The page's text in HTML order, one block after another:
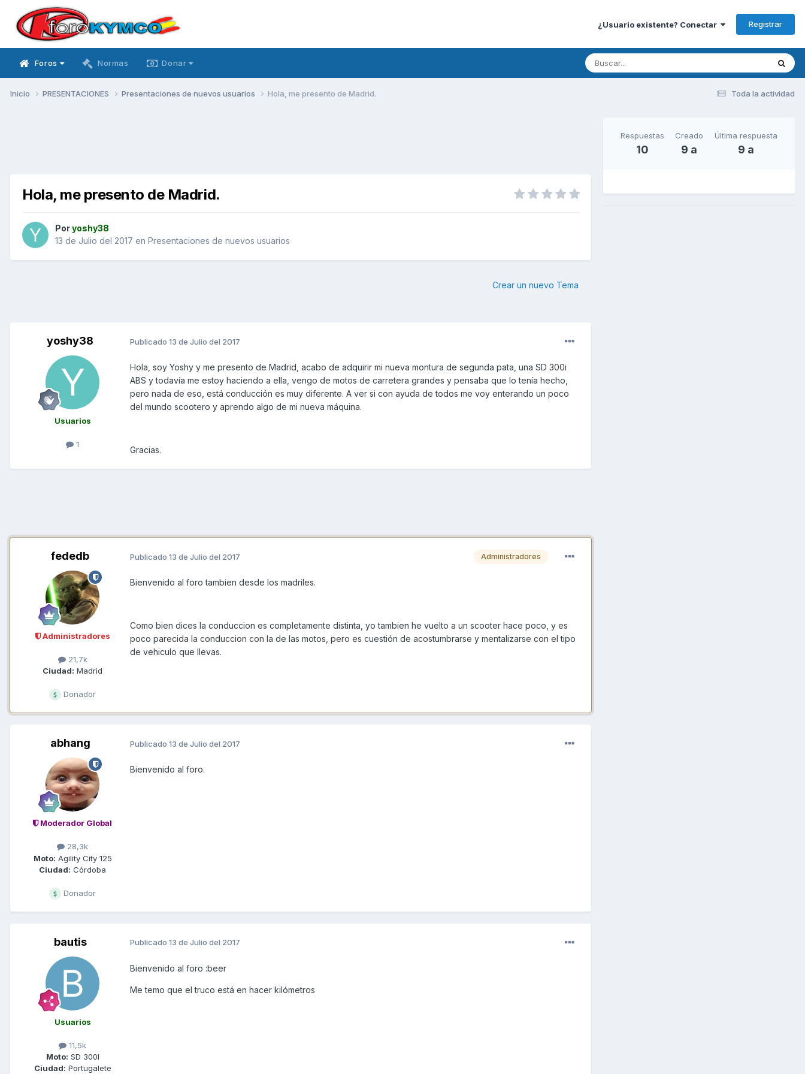
¿Usuario existente? Conectar Registrar
Foros Normas Donar
Toda la actividad
Inicio PRESENTACIONES Presentaciones de nuevos usuarios Hola, me presento de Madrid.
Hola, me presento de Madrid.
Poryoshy38
13 de Julio del 2017 en Presentaciones de nuevos usuarios
Crear un nuevo Tema
yoshy38
Usuarios
1
Publicado 13 de Julio del 2017
Hola, soy Yoshy y me presento de Madrid, acabo de adquirir mi nueva montura de segunda pata, una SD 300i
ABS y todavía me estoy haciendo a ella, vengo de motos de carretera grandes y pensaba que lo tenía hecho,
pero nada de eso, está conducción es muy diferente. A ver si con ayuda de todos me voy enterando un poco
del mundo scootero y aprendo algo de mi nueva máquina.
Gracias.
fededb
Administradores
21,7k
Ciudad: Madrid
Donador
Administradores
Publicado 13 de Julio del 2017
Bienvenido al foro tambien desde los madriles.
Como bien dices la conduccion es completamente distinta, yo tambien he vuelto a un scooter hace poco, y es
poco parecida la conduccion con la de las motos, pero es cuestión de acostumbrarse y mentalizarse con el tipo
de vehiculo que llevas.
abhang
Moderador Global
28,3k
Moto: Agility City 125
Ciudad: Córdoba
Donador
Publicado 13 de Julio del 2017
Bienvenido al foro.
bautis
Usuarios
11,5k
Moto: SD 300I
Ciudad: Portugalete
Publicado 13 de Julio del 2017
Bienvenido al foro :beer
Me temo que el truco está en hacer kilómetros
Respuestas
10
Creado
9 a
Última respuesta
9 a